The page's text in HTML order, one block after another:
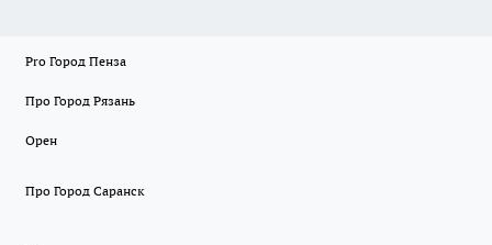
Pro Город Пенза
Про Город Рязань
Орен
Про Город Саранск